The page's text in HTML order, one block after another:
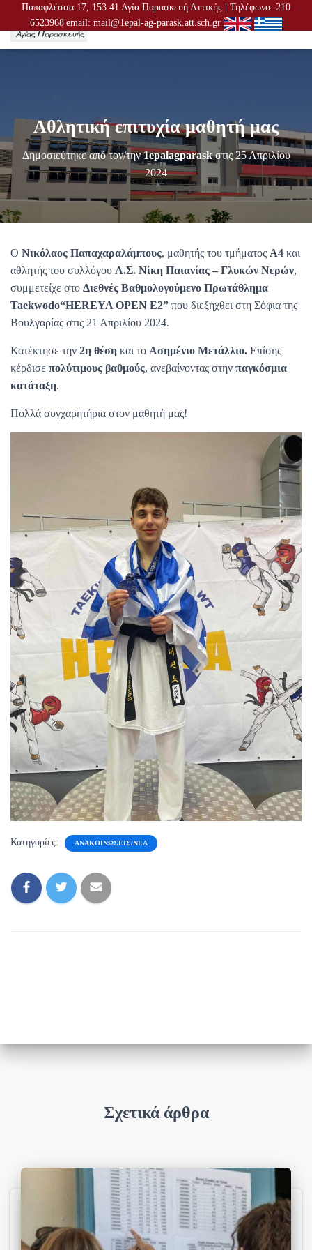
Παπαφλέσσα 17, 153 41 Αγία Παρασκευή Αττικής | Τηλέφωνο: 210
6523968|email: mail@1epal-ag-parask.att.sch.gr
Ν
Ή
Π
Λ
Ο
Ή
Αθλητική επιτυχία μαθητή μας
Δημοσιεύτηκε από τον/την1epalagparaskστις 25 Απριλίου
2024
Ο Νικόλαος Παπαχαραλάμπους, μαθητής του τμήματος Α4 και
αθλητής του συλλόγου Α.Σ. Νίκη Παιανίας – Γλυκών Νερών,
συμμετείχε στο Διεθνές Βαθμολογούμενο Πρωτάθλημα
Taekwodo“HEREYA OPEN E2” που διεξήχθει στη Σόφια της
Βουλγαρίας στις 21 Απριλίου 2024.
Κατέκτησε την 2η θέση και το Ασημένιο Μετάλλιο. Επίσης
κέρδισε πολύτιμους βαθμούς, ανεβαίνοντας στην παγκόσμια
κατάταξη.
Πολλά συγχαρητήρια στον μαθητή μας!
Κατηγορίες: ΑΝΑΚΟΙΝΏΣΕΙΣ/ΝΈΑ
Σχετικά άρθρα